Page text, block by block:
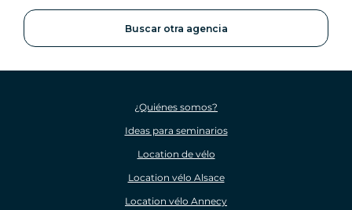
Buscar otra agencia
¿Quiénes somos?
Ideas para seminarios
Location de vélo
Location vélo Alsace
Location vélo Annecy